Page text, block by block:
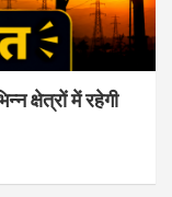
क्षेत्रों में रहेगी